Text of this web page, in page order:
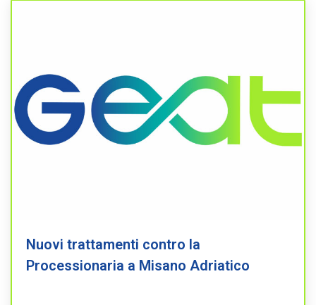
Nuovi trattamenti contro la
Processionaria a Misano Adriatico